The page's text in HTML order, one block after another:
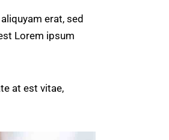
erat, sed
Lorem ipsum
at est vitae,